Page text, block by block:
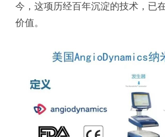
今，这项历经百年沉淀的技术，已
价值。